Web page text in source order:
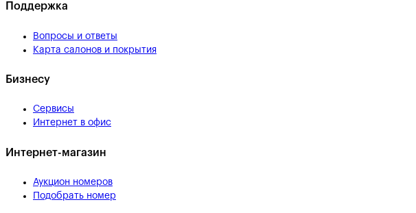
Поддержка
Вопросы и ответы
Карта салонов и покрытия
Бизнесу
Сервисы
Интернет в офис
Интернет-магазин
Аукцион номеров
Подобрать номер